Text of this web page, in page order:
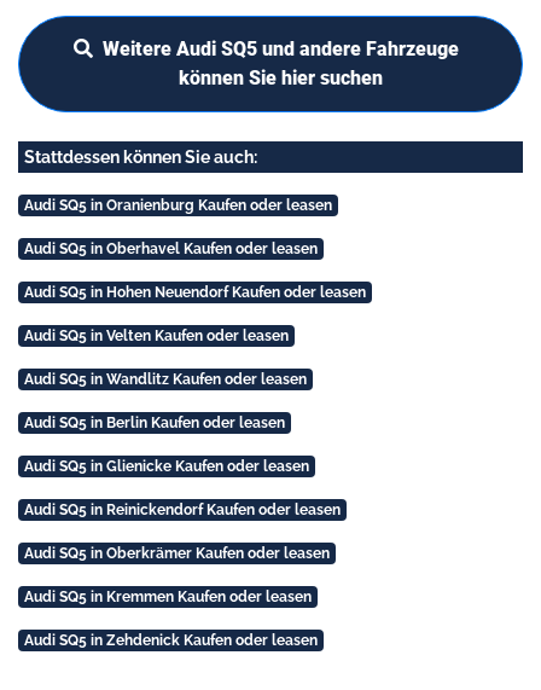
Weitere Audi SQ5 und andere Fahrzeuge
können Sie hier suchen
Stattdessen können Sie auch:
Audi SQ5 in Oranienburg Kaufen oder leasen
Audi SQ5 in Oberhavel Kaufen oder leasen
Audi SQ5 in Hohen Neuendorf Kaufen oder leasen
Audi SQ5 in Velten Kaufen oder leasen
Audi SQ5 in Wandlitz Kaufen oder leasen
Audi SQ5 in Berlin Kaufen oder leasen
Audi SQ5 in Glienicke Kaufen oder leasen
Audi SQ5 in Reinickendorf Kaufen oder leasen
Audi SQ5 in Oberkrämer Kaufen oder leasen
Audi SQ5 in Kremmen Kaufen oder leasen
Audi SQ5 in Zehdenick Kaufen oder leasen